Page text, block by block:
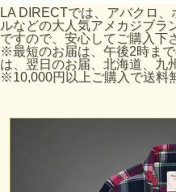
LA DIRECTでは、アバクロ
ルなどの大人気アメカジブラ
ですので、安心してご購入下
※最短のお届は、午後2時ま
は、翌日のお届、北海道、九
※10,000円以上ご購入で送料